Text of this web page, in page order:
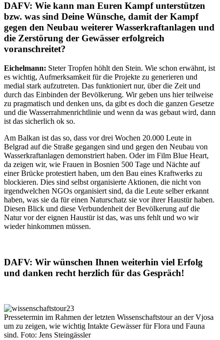
DAFV: Wie kann man Euren Kampf unterstützen
bzw. was sind Deine Wünsche, damit der Kampf
gegen den Neubau weiterer Wasserkraftanlagen und
die Zerstörung der Gewässer erfolgreich
voranschreitet?
Eichelmann: Steter Tropfen höhlt den Stein. Wie schon erwähnt, ist
es wichtig, Aufmerksamkeit für die Projekte zu generieren und
medial stark aufzutreten. Das funktioniert nur, über die Zeit und
durch das Einbinden der Bevölkerung. Wir geben uns hier teilweise
zu pragmatisch und denken uns, da gibt es doch die ganzen Gesetze
und die Wasserrahmenrichtlinie und wenn da was gebaut wird, dann
ist das sicherlich ok so.
Am Balkan ist das so, dass vor drei Wochen 20.000 Leute in
Belgrad auf die Straße gegangen sind und gegen den Neubau von
Wasserkraftanlagen demonstriert haben. Oder im Film Blue Heart,
da zeigen wir, wie Frauen in Bosnien 500 Tage und Nächte auf
einer Brücke protestiert haben, um den Bau eines Kraftwerks zu
blockieren. Dies sind selbst organisierte Aktionen, die nicht von
irgendwelchen NGOs organisiert sind, da die Leute selber erkannt
haben, was sie da für einen Naturschatz sie vor ihrer Haustür haben.
Diesen Blick und diese Verbundenheit der Bevölkerung auf die
Natur vor der eignen Haustür ist das, was uns fehlt und wo wir
wieder hinkommen müssen.
DAFV: Wir wünschen Ihnen weiterhin viel Erfolg
und danken recht herzlich für das Gespräch!
Pressetermin im Rahmen der letzten Wissenschaftstour an der Vjosa
um zu zeigen, wie wichtig Intakte Gewässer für Flora und Fauna
sind. Foto: Jens Steingässler